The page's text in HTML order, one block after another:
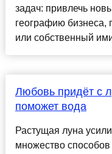
задач: привлечь
географию бизнеса,
или собственный
Любовь придёт с
поможет вода
Растущая луна
множество